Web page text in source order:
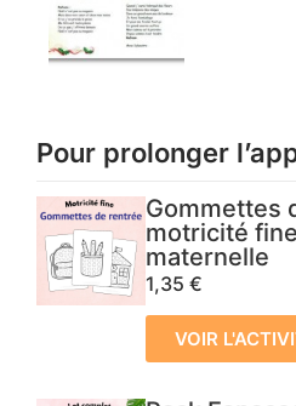
Pour prolonger
Gommettes
motricité
maternelle
1,35 €
VOIR